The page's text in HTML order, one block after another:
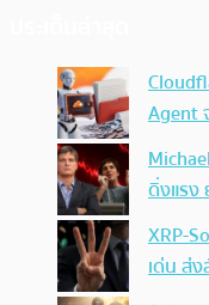
Agent
ดิ่งแรง
XRP-
เด่น ส่